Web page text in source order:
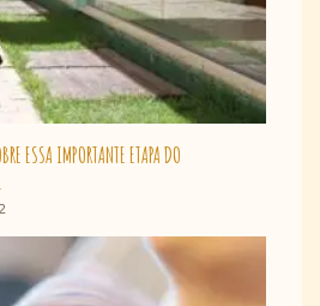
ESSA IMPORTANTE ETAPA DO